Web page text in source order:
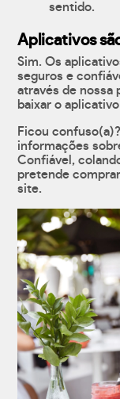
sentido.
Aplicativos
Sim. Os
seguros e
através de nossa
baixar o
Ficou
informações
Confiável,
pretende
site.